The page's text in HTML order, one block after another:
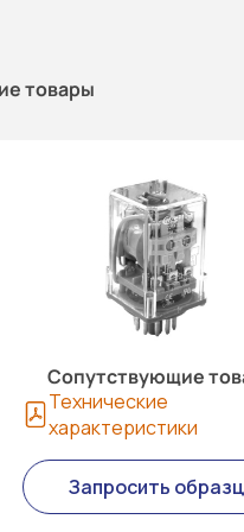
товары
Сопутствующие
Технические
характеристики
Запросить